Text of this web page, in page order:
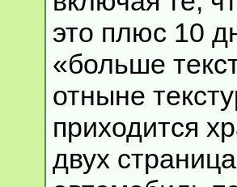
это плюс 10
«больше
отныне
приходится
двух